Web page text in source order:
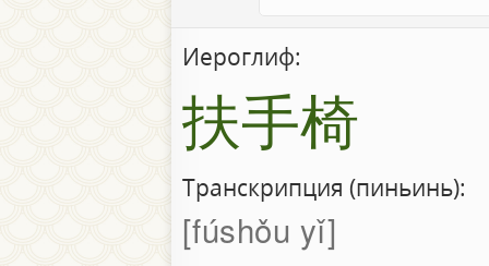
Иероглиф:
扶手椅
Транскрипция (пиньинь):
fúshǒu yǐ